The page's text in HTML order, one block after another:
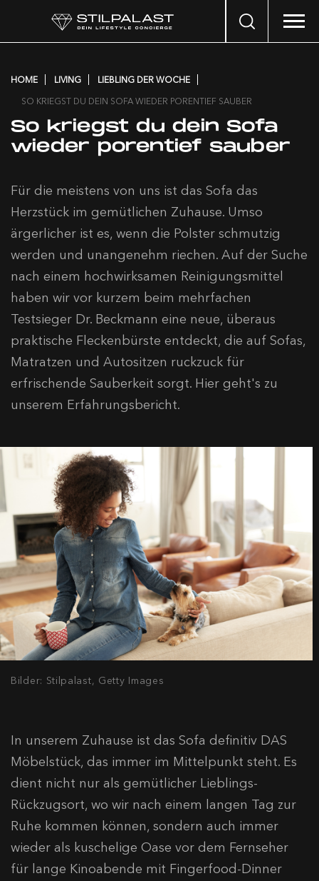
Search
HOME LIVING
LIEBLING DER WOCHE
SO KRIEGST DU DEIN SOFA WIEDER PORENTIEF SAUBER
So kriegst du dein Sofa
wieder porentief sauber
Für die meistens von uns ist das Sofa das
Herzstück im gemütlichen Zuhause. Umso
ärgerlicher ist es, wenn die Polster schmutzig
werden und unangenehm riechen. Auf der Suche
nach einem hochwirksamen Reinigungsmittel
haben wir vor kurzem beim mehrfachen
Testsieger Dr. Beckmann eine neue, überaus
praktische Fleckenbürste entdeckt, die auf Sofas,
Matratzen und Autositzen ruckzuck für
erfrischende Sauberkeit sorgt. Hier geht's zu
unserem Erfahrungsbericht.
Bilder: Stilpalast, Getty Images
In unserem Zuhause ist das Sofa definitiv DAS
Möbelstück, das immer im Mittelpunkt steht. Es
dient nicht nur als gemütlicher Lieblings-
Rückzugsort, wo wir nach einem langen Tag zur
Ruhe kommen können, sondern auch immer
wieder als kuschelige Oase vor dem Fernseher
für lange Kinoabende mit Fingerfood-Dinner